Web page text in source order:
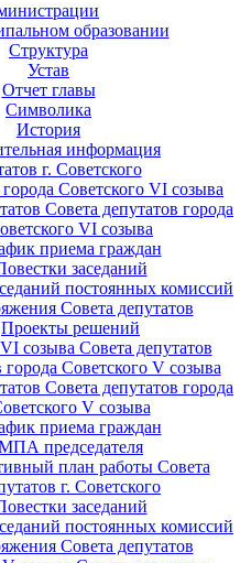
образовании
Структура
Устав
Отчет главы
Символика
История
информация
г. Советского
Советского VI созыва
Совета депутатов города
VI созыва
приема граждан
заседаний
постоянных комиссий
Совета депутатов
Проекты решений
созыва Совета депутатов
города Советского V созыва
Совета депутатов города
V созыва
приема граждан
председателя
план работы Совета
г. Советского
заседаний
постоянных комиссий
Совета депутатов